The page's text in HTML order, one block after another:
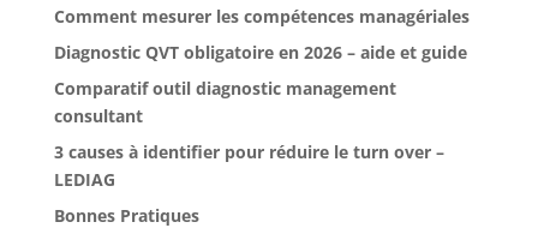
Comment mesurer les compétences managériales
Diagnostic QVT obligatoire en 2026 – aide et guide
Comparatif outil diagnostic management
consultant
3 causes à identifier pour réduire le turn over –
LEDIAG
Bonnes Pratiques